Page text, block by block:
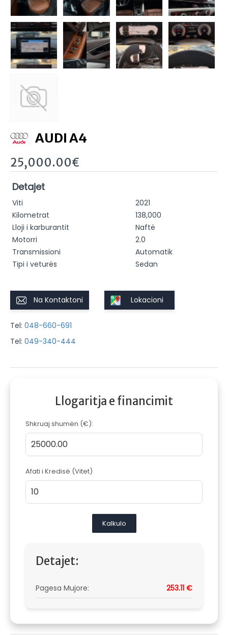
AUDI A4
Detajet
Viti
2021
Kilometrat
138,000
Lloji i karburantit
Naftë
Motorri
2.0
Transmissioni
Automatik
Tipi i veturës
Sedan
25,000.00€
Na Kontaktoni Lokacioni
Tel: 048-660-691
Tel: 049-340-444
Llogaritja e financimit
Shkruaj shumën (€):
Afati i Kredisë (Vitet)
Kalkulo
Detajet:
Pagesa Mujore: 253.11 €